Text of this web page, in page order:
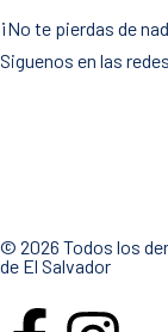
¡No te pierdas de
Siguenos en las
© 2026 Todos los
de El Salvador